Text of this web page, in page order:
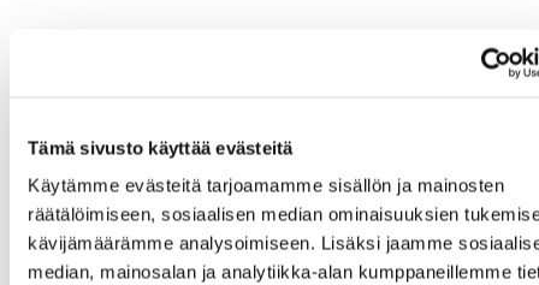
Tämä sivusto käyttää evästeitä
Käytämme evästeitä tarjoamamme sisällön ja mainosten
räätälöimiseen, sosiaalisen median ominaisuuksien
kävijämäärämme analysoimiseen. Lisäksi jaamme
median, mainosalan ja analytiikka-alan kumppaneillemme
luonnollisesti
Spinnova mullistaa tekstiilien valmistustavan
globaalisti. Spinnova on kehittänyt uudenlaisen
teknologian tekstiilien valmistamiseen puusta ja